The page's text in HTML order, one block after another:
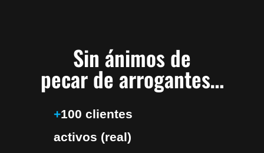
Sin ánimos de
pecar de arrogantes…
+100 clientes
activos (real)